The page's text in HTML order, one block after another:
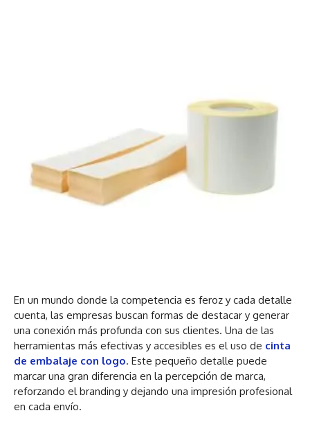
En un mundo donde la competencia es feroz y cada detalle
cuenta, las empresas buscan formas de destacar y generar
una conexión más profunda con sus clientes. Una de las
herramientas más efectivas y accesibles es el uso de cinta
de embalaje con logo. Este pequeño detalle puede
marcar una gran diferencia en la percepción de marca,
reforzando el branding y dejando una impresión profesional
en cada envío.